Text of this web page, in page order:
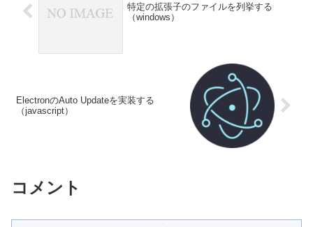
特定の拡張子のファイルを列挙する
（windows）
ElectronのAuto Updateを実装する
（javascript）
コメント